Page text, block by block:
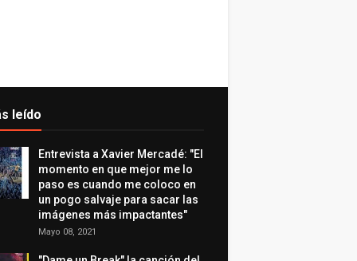
leído
Entrevista a Xavier Mercadé: "El
momento en que mejor me lo
paso es cuando me coloco en
un pogo salvaje para sacar las
imágenes más impactantes"
Mayo 08, 2021